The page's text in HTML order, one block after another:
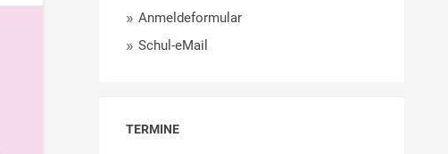
Anmeldeformular
Schul-eMail
TERMINE